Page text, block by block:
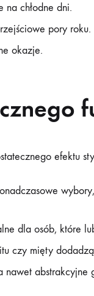
na chłodne dni.
pory roku.
okazje.
efektu
dla osób, które
czy mięty